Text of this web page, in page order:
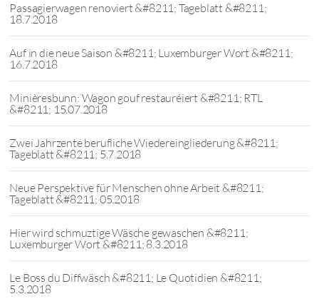
Passagierwagen renoviert &#8211; Tageblatt &#8211;
18.7.2018
Auf in die neue Saison &#8211; Luxemburger Wort &#8211;
16.7.2018
Minièresbunn: Wagon gouf restauréiert &#8211; RTL
&#8211; 15.07.2018
Zwei Jahrzente berufliche Wiedereingliederung &#8211;
Tageblatt &#8211; 5.7.2018
Neue Perspektive für Menschen ohne Arbeit &#8211;
Tageblatt &#8211; 05.2018
Hier wird schmuztige Wäsche gewaschen &#8211;
Luxemburger Wort &#8211; 8.3.2018
Le Boss du Diffwäsch &#8211; Le Quotidien &#8211;
5.3.2018